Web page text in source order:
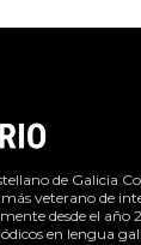
de Galicia
veterano de
desde el año
en lengua